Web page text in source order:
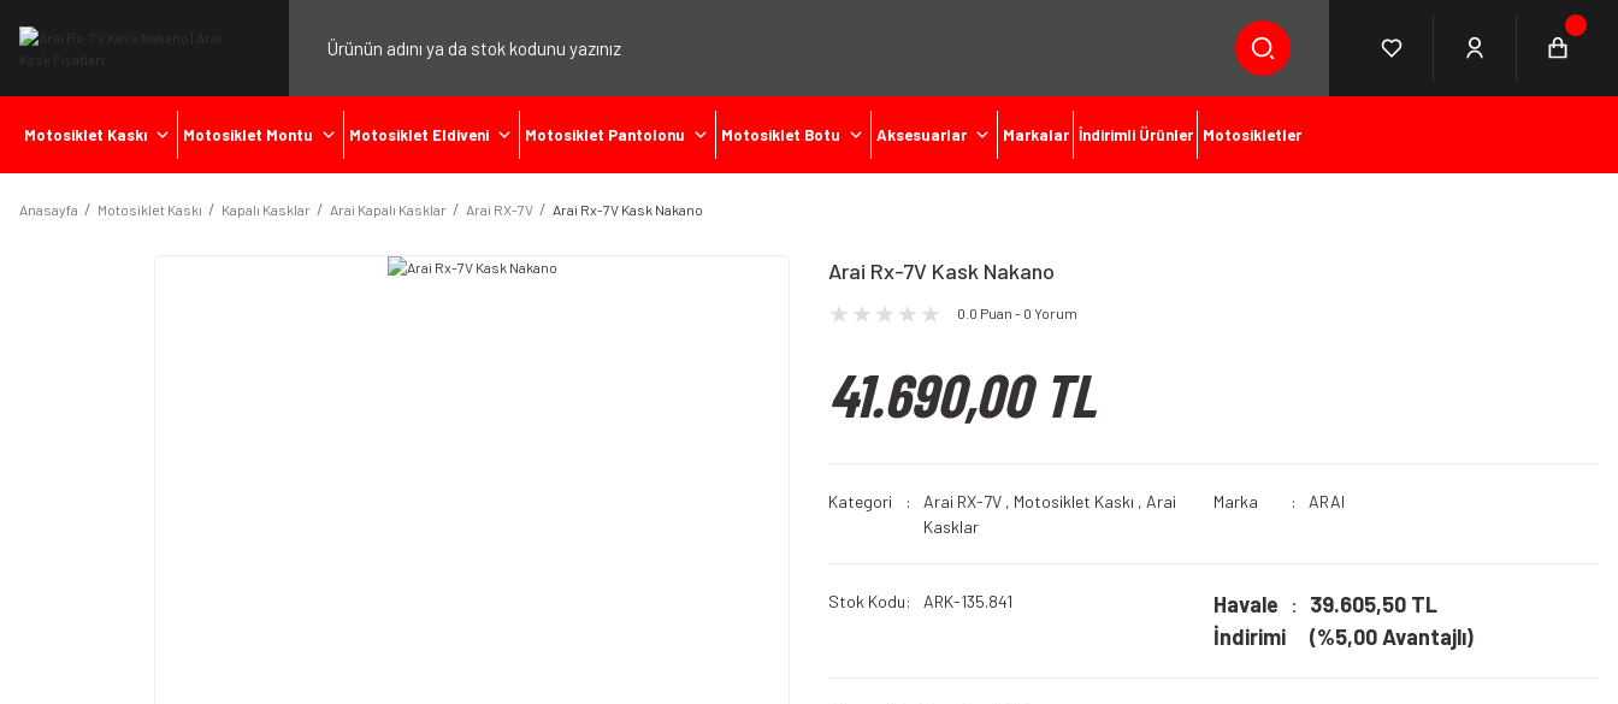
Motosiklet Kaskı Motosiklet Montu Motosiklet Eldiveni Motosiklet Pantolonu Motosiklet Botu Aksesuarlar Markalar İndirimli Ürünler Motosikletler
Anasayfa Motosiklet Kaskı Kapalı Kasklar Arai Kapalı Kasklar Arai RX-7V Arai Rx-7V Kask Nakano
Arai Rx-7V Kask Nakano
0.0 Puan - 0 Yorum
41.690,00 TL
Kategori Arai RX-7V , Motosiklet Kaskı , Arai
Kasklar
Marka ARAI
Stok Kodu ARK-135.841
Havale
İndirimi
39.605,50 TL
(%5,00 Avantajlı)